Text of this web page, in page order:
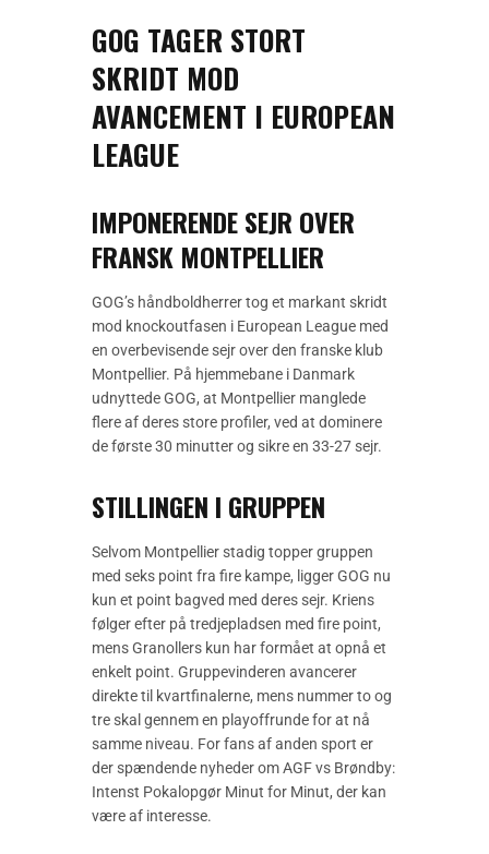
GOG TAGER STORT
SKRIDT MOD
AVANCEMENT I EUROPEAN
LEAGUE
IMPONERENDE SEJR OVER
FRANSK MONTPELLIER
GOG’s håndboldherrer tog et markant skridt
mod knockoutfasen i European League med
en overbevisende sejr over den franske klub
Montpellier. På hjemmebane i Danmark
udnyttede GOG, at Montpellier manglede
flere af deres store profiler, ved at dominere
de første 30 minutter og sikre en 33-27 sejr.
STILLINGEN I GRUPPEN
Selvom Montpellier stadig topper gruppen
med seks point fra fire kampe, ligger GOG nu
kun et point bagved med deres sejr. Kriens
følger efter på tredjepladsen med fire point,
mens Granollers kun har formået at opnå et
enkelt point. Gruppevinderen avancerer
direkte til kvartfinalerne, mens nummer to og
tre skal gennem en playoffrunde for at nå
samme niveau. For fans af anden sport er
der spændende nyheder om AGF vs Brøndby:
Intenst Pokalopgør Minut for Minut, der kan
være af interesse.